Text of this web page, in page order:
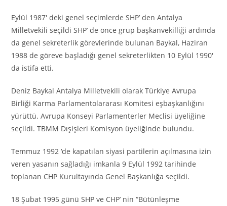
Eylül 1987′ deki genel seçimlerde SHP’ den Antalya
Milletvekili seçildi SHP’ de önce grup başkanvekilliği ardında
da genel sekreterlik görevlerinde bulunan Baykal, Haziran
1988 de göreve başladığı genel sekreterlikten 10 Eylül 1990′
da istifa etti.
Deniz Baykal Antalya Milletvekili olarak Türkiye Avrupa
Birliği Karma Parlamentolararası Komitesi eşbaşkanlığını
yürüttü. Avrupa Konseyi Parlamenterler Meclisi üyeliğine
seçildi. TBMM Dışişleri Komisyon üyeliğinde bulundu.
Temmuz 1992 ‘de kapatılan siyasi partilerin açılmasına izin
veren yasanın sağladığı imkanla 9 Eylül 1992 tarihinde
toplanan CHP Kurultayında Genel Başkanlığa seçildi.
18 Şubat 1995 günü SHP ve CHP’ nin “Bütünleşme